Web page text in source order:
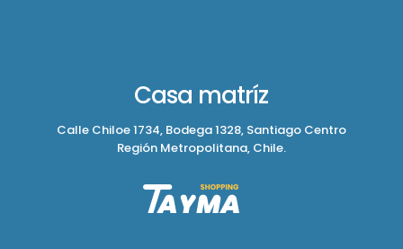
Casa matríz
Calle Chiloe 1734, Bodega 1328, Santiago Centro
Región Metropolitana, Chile.